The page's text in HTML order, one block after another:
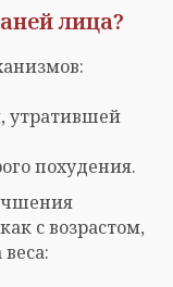
лица?
утратившей
похудения.
с возрастом,